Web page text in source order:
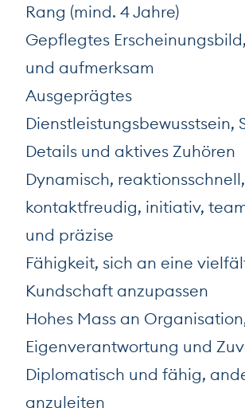
Rang (mind. 4 Jahre)
Gepflegtes
und aufmerksam
Ausgeprägtes
Dienstleistungsbewusstsein,
Details und aktives Zuhören
Dynamisch, reaktionsschnell,
kontaktfreudig, initiativ,
und präzise
Fähigkeit, sich an eine
Kundschaft anzupassen
Hohes Mass an
Eigenverantwortung und
Diplomatisch und fähig,
anzuleiten